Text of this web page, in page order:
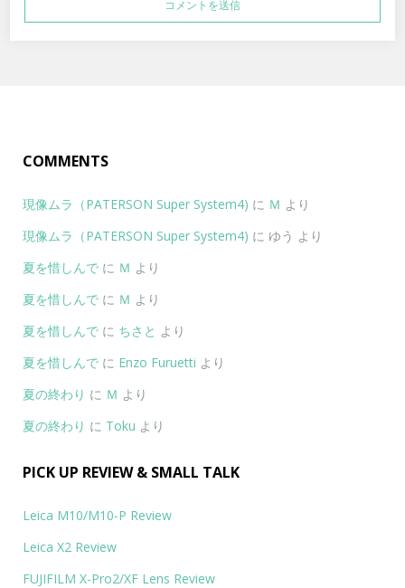
COMMENTS
現像ムラ（PATERSON Super System4) に Ｍ より
現像ムラ（PATERSON Super System4) に ゆう より
夏を惜しんで に Ｍ より
夏を惜しんで に Ｍ より
夏を惜しんで に ちさと より
夏を惜しんで に Enzo Furuetti より
夏の終わり に Ｍ より
夏の終わり に Toku より
PICK UP REVIEW & SMALL TALK
Leica M10/M10-P Review
Leica X2 Review
FUJIFILM X-Pro2/XF Lens Review